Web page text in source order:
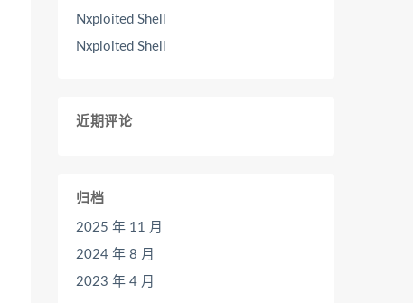
Nxploited Shell
Nxploited Shell
近期评论
归档
2025 年 11 月
2024 年 8 月
2023 年 4 月